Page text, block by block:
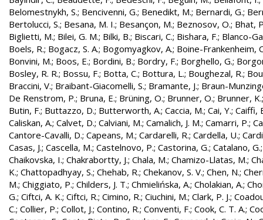
Belomestnykh, S.; Bencivenni, G.; Benedikt, M.; Bernardi, G.;
Bertolucci, S.; Besana, M. I.; Besançon, M.; Beznosov, O.; Bhat,
Biglietti, M.; Bilei, G. M.; Bilki, B.; Biscari, C.; Bishara, F.; Blanco-
Boels, R.; Bogacz, S. A.; Bogomyagkov, A.; Boine-Frankenheim,
Bonvini, M.; Boos, E.; Bordini, B.; Bordry, F.; Borghello, G.;
Bosley, R. R.; Bossu, F.; Botta, C.; Bottura, L.; Boughezal, R.;
Braccini, V.; Braibant-Giacomelli, S.; Bramante, J.; Braun-
De Renstrom, P.; Bruna, E.; Brüning, O.; Brunner, O.; Brunner, K.
Butin, F.; Buttazzo, D.; Butterworth, A.; Caccia, M.; Cai, Y.; Caiffi,
Caliskan, A.; Calvet, D.; Calviani, M.; Camalich, J. M.; Camarri, P.;
Cantore-Cavalli, D.; Capeans, M.; Cardarelli, R.; Cardella, U.;
Casas, J.; Cascella, M.; Castelnovo, P.; Castorina, G.; Catalano, G.
Chaikovska, I.; Chakrabortty, J.; Chala, M.; Chamizo-Llatas, M.;
K.; Chattopadhyay, S.; Chehab, R.; Chekanov, S. V.; Chen, N.;
M.; Chiggiato, P.; Childers, J. T.; Chmielińska, A.; Cholakian, A.;
G.; Ciftci, A. K.; Ciftci, R.; Cimino, R.; Ciuchini, M.; Clark, P. J.;
C.; Collier, P.; Collot, J.; Contino, R.; Conventi, F.; Cook, C. T. A.;